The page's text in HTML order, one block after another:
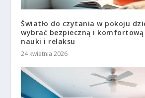
Światło do czytania w pokoju
wybrać bezpieczną i
nauki i relaksu
24 kwietnia 2026